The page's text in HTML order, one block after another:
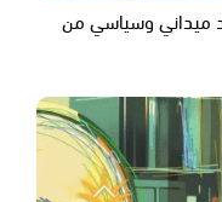
ميداني وسياسي من